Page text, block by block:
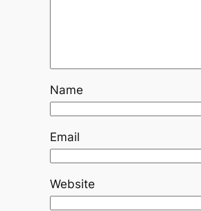
Name
Email
Website